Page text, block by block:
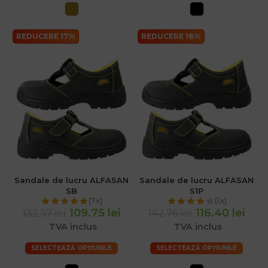
REDUCERE 17%
Sandale de lucru ALFASAN
SB
(7x)
109.75 lei
TVA inclus
SELECTEAZĂ OPȚIUNILE
REDUCERE 18%
Sandale de lucru ALFASAN
S1P
(1x)
116.40 lei
TVA inclus
SELECTEAZĂ OPȚIUNILE